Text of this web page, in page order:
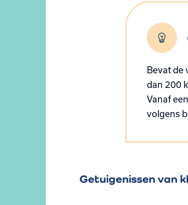
Bevat de
dan 200
Vanaf
volgens
Getuigenissen van